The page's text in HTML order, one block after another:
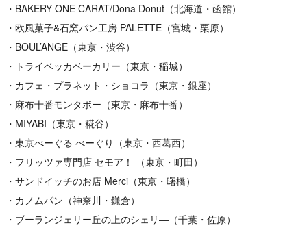
・BAKERY ONE CARAT/Dona Donut（北海道・函館）
・欧風菓子&石窯パン工房 PALETTE（宮城・栗原）
・BOUL’ANGE（東京・渋谷）
・トライベッカベーカリー（東京・稲城）
・カフェ・プラネット・ショコラ（東京・銀座）
・麻布十番モンタボー（東京・麻布十番）
・MIYABI（東京・糀谷）
・東京べーぐる べーぐり（東京・西葛西）
・フリッツァ専門店 セモア！ （東京・町田）
・サンドイッチのお店 Merci（東京・曙橋）
・カノムパン（神奈川・鎌倉）
・ブーランジェリー丘の上のシェリ―（千葉・佐原）